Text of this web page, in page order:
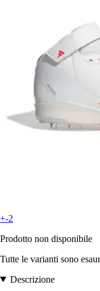
+-2
Prodotto non disponibile
Tutte le varianti sono
Descrizione